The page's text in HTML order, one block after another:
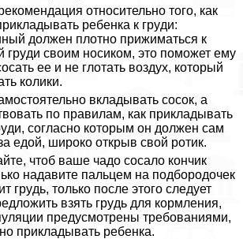
относительно того, как
ребенка к гpyди:
должен плотно прижиматься к
гpyди своим носиком, это поможет ему
ее и не глотать воздух, который
колики.
вкладывать сосок, а
по правилам, как прикладывать
согласно которым он должен сам
едой, широко открыв свой ротик.
чтоб ваше чадо сосало кончик
надавите пальцем на подбородочек
гpyдь, только после этого следует
взять гpyдь для кормления,
предусмотрены требованиями,
прикладывать ребенка.